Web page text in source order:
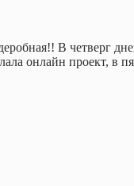
В четверг
онлайн проект, в